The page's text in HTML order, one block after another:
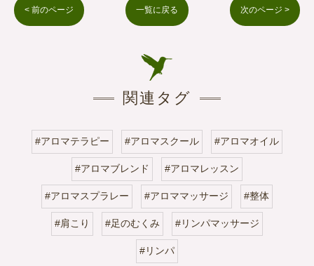
< 前のページ 一覧に戻る 次のページ >
関連タグ
#アロマテラピー #アロマスクール #アロマオイル
#アロマブレンド #アロマレッスン
#アロマスプラレー #アロママッサージ #整体
#肩こり #足のむくみ #リンパマッサージ
#リンパ